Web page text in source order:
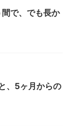
で、でも長か
、5ヶ月からの